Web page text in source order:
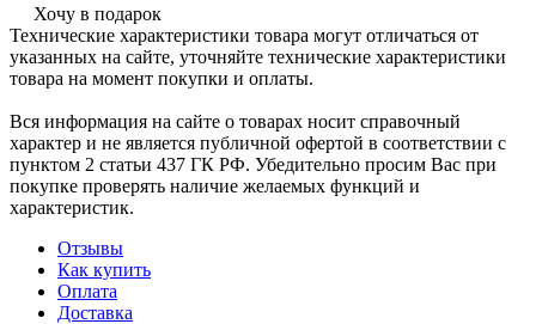
Хочу в подарок
Технические характеристики товара могут отличаться от
указанных на сайте, уточняйте технические характеристики
товара на момент покупки и оплаты.
Вся информация на сайте о товарах носит справочный
характер и не является публичной офертой в соответствии с
пунктом 2 статьи 437 ГК РФ. Убедительно просим Вас при
покупке проверять наличие желаемых функций и
характеристик.
Отзывы
Как купить
Оплата
Доставка